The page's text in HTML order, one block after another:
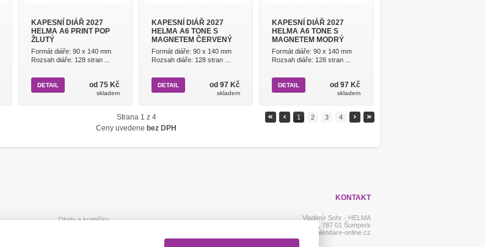
KAPESNÍ DIÁŘ 2027
HELMA A6 PRINT POP
ŽLUTÝ
Formát diáře: 90 x 140 mm
Rozsah diáře: 128 stran ...
od 75 Kč
skladem
DETAIL
KAPESNÍ DIÁŘ 2027
HELMA A6 TONE S
MAGNETEM ČERVENÝ
Formát diáře: 90 x 140 mm
Rozsah diáře: 128 stran ...
od 97 Kč
skladem
DETAIL
KAPESNÍ DIÁŘ 2027
HELMA A6 TONE S
MAGNETEM MODRÝ
Formát diáře: 90 x 140 mm
Rozsah diáře: 128 stran ...
od 97 Kč
skladem
DETAIL
Strana 1 z 4
Ceny uvedene bez DPH
1 2 3 4
Obaly a krabičky
KONTAKT
Vladimír Sohr - HELMA
Uničovská 1997/26, 787 01 Šumperk
+420 602 267 290, www.kalendare-online.cz